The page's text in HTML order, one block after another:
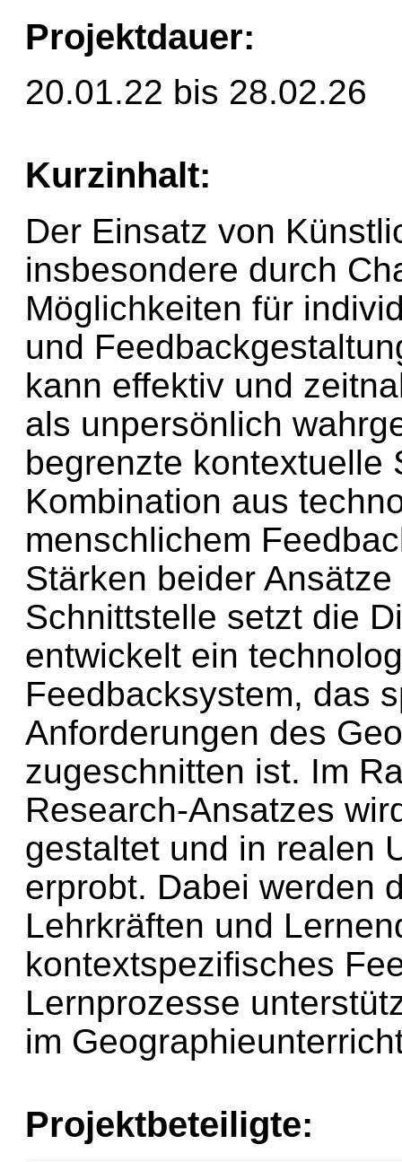
Projektdauer:
20.01.22 bis 28.02.26
Kurzinhalt:
Der Einsatz von
insbesondere durch
Möglichkeiten für
und
kann effektiv und
als unpersönlich
begrenzte kontextuelle
Kombination aus
menschlichem
Stärken beider
Schnittstelle setzt die
entwickelt ein
Feedbacksystem, das
Anforderungen des
zugeschnitten ist. Im
Research-Ansatzes
gestaltet und in realen
erprobt. Dabei werden
Lehrkräften und
kontextspezifisches
Lernprozesse
im
Projektbeteiligte: